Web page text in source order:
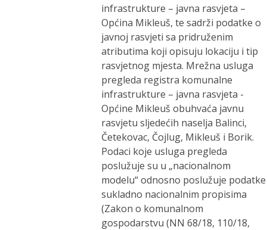
infrastrukture – javna rasvjeta –
Općina Mikleuš, te sadrži podatke o
javnoj rasvjeti sa pridruženim
atributima koji opisuju lokaciju i tip
rasvjetnog mjesta. Mrežna usluga
pregleda registra komunalne
infrastrukture – javna rasvjeta -
Općine Mikleuš obuhvaća javnu
rasvjetu sljedećih naselja Balinci,
Četekovac, Čojlug, Mikleuš i Borik.
Podaci koje usluga pregleda
poslužuje su u „nacionalnom
modelu“ odnosno poslužuje podatke
sukladno nacionalnim propisima
(Zakon o komunalnom
gospodarstvu (NN 68/18, 110/18,